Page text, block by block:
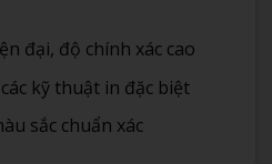
đại, độ chính xác cao
kỹ thuật in đặc biệt
sắc chuẩn xác